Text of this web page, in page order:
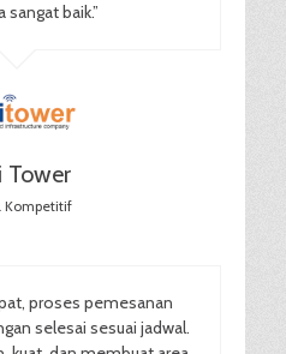
sangat baik.”
Tower
Kompetitif
proses pemesanan
selesai sesuai jadwal.